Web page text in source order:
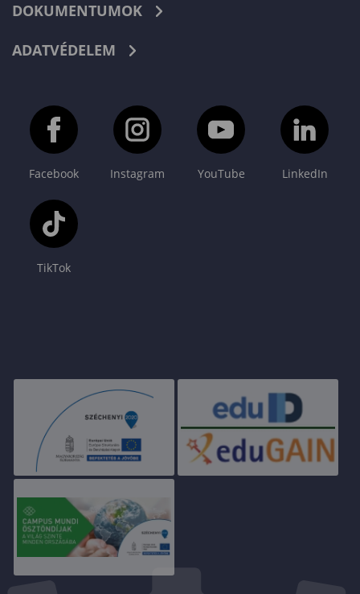
DOKUMENTUMOK
ADATVÉDELEM
Facebook Instagram YouTube LinkedIn
TikTok